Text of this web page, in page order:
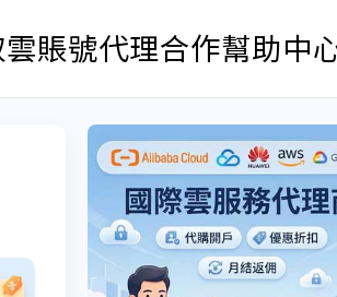
雲賬號代理合作幫助中